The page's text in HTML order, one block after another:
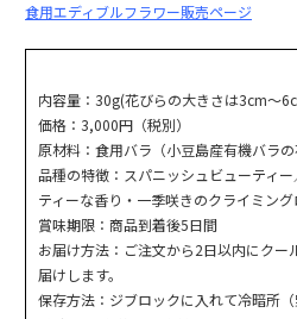
食用エディブルフラワー販売ページ
内容量：30g(花びらの大きさは3cm～
価格：3,000円（税別）
原材料：食用バラ（小豆島産有機バラの
品種の特徴：スパニッシュビューティ
ティーな香り・一季咲きのクライミング
賞味期限：商品到着後5日間
お届け方法：ご注文から2日以内にクー
届けします。
保存方法：ジブロックに入れて冷暗所